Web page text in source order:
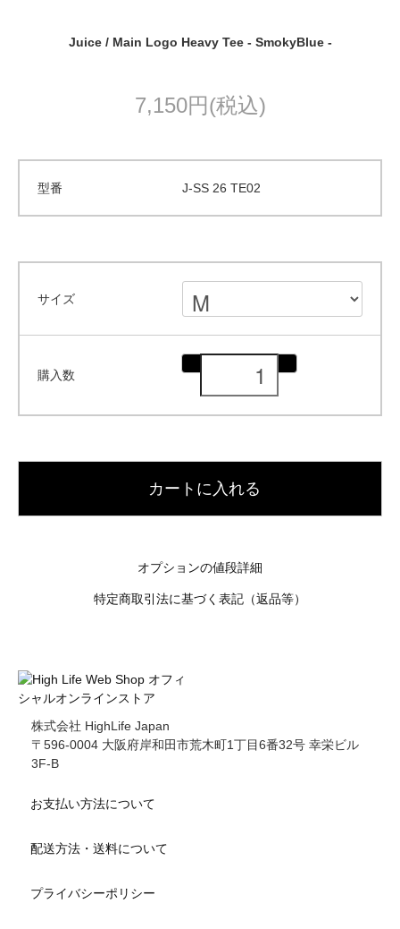
Juice / Main Logo Heavy Tee - SmokyBlue -
7,150円(税込)
型番 J-SS 26 TE02
サイズ
購入数
カートに入れる
オプションの値段詳細
特定商取引法に基づく表記（返品等）
株式会社 HighLife Japan
〒596-0004 大阪府岸和田市荒木町1丁目6番32号 幸栄ビル
3F-B
お支払い方法について
配送方法・送料について
プライバシーポリシー